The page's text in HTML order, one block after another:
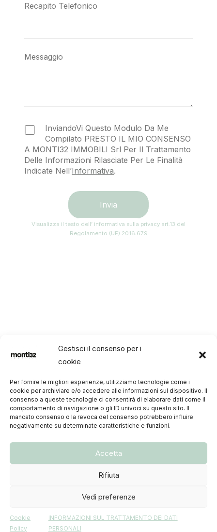
Gestisci il consenso per i
cookie
Per fornire le migliori esperienze, utilizziamo tecnologie come i
cookie per archiviare e/o accedere alle informazioni sul dispositivo. Il
consenso a queste tecnologie ci consentirà di elaborare dati come il
comportamento di navigazione o gli ID univoci su questo sito. Il
mancato consenso o la revoca del consenso potrebbero influire
negativamente su determinate caratteristiche e funzioni.
Accetta
Rifiuta
Vedi preferenze
Cookie
Policy
INFORMAZIONI SUL TRATTAMENTO DEI DATI
PERSONALI
Recapito Telefonico
Messaggio
InviandoVi Questo Modulo Da Me
Compilato PRESTO IL MIO CONSENSO
A MONTI32 IMMOBILI Srl Per Il Trattamento
Delle Informazioni Rilasciate Per Le Finalità
Indicate Nell’Informativa.
Visualizza il testo dell’ informativa sulla privacy art.13 del
Regolamento (UE) 2016:679
© 2023
| Via Piero Capponi 3 (MM Pagano) -
20145 Milano | TEL +39 02 4984412 | PEC monti32srl@legalmail.it | CCIAA di
Milano Monza Brianza Lodi | C.F. 07357250963 | P.I.V.A. 07357250963 | REA -